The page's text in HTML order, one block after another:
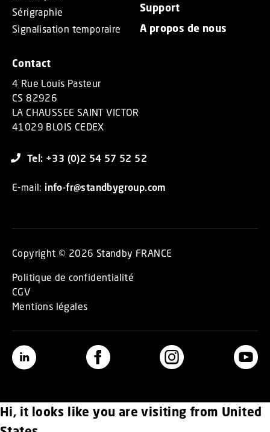
Sérigraphie
Signalisation temporaire
Support
A propos de nous
Contact
4 Rue Louis Pasteur
CS 82926
LA CHAUSSEE SAINT VICTOR
41029 BLOIS CEDEX
Tel: +33 (0)2 54 57 52 52
E-mail: info-fr@standbygroup.com
Copyright © 2026 Standby FRANCE
Politique de confidentialité
CGV
Mentions légales
Hi, it looks like you are visiting from United